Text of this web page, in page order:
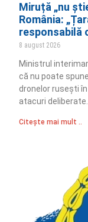
Miruță „nu
România:
responsabilă
8 august 2026
Ministrul
că nu poate
dronelor ruseşti
atacuri
Citește mai mult ..